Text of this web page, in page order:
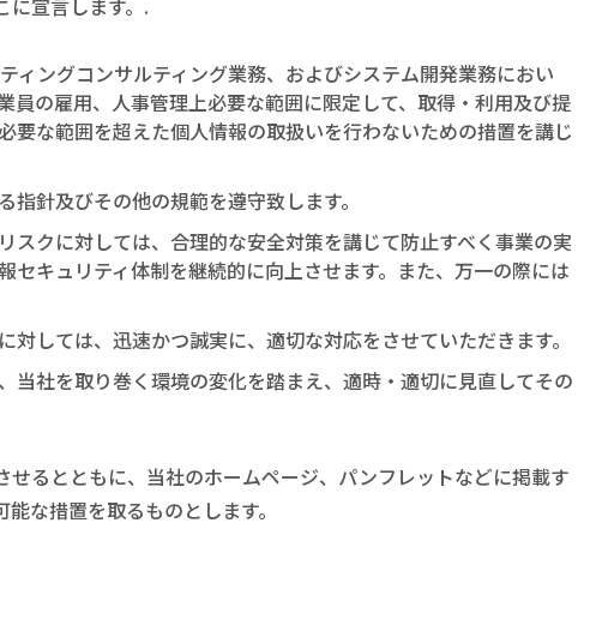
に宣言します。.
ィングコンサルティング業務、およびシステム開発業務におい
員の雇用、人事管理上必要な範囲に限定して、取得・利用及び提
要な範囲を超えた個人情報の取扱いを行わないための措置を講じ
針及びその他の規範を遵守致します。
スクに対しては、合理的な安全対策を講じて防止すべく事業の実
セキュリティ体制を継続的に向上させます。また、万一の際には
しては、迅速かつ誠実に、適切な対応をさせていただきます。
当社を取り巻く環境の変化を踏まえ、適時・適切に見直してその
るとともに、当社のホームページ、パンフレットなどに掲載す
な措置を取るものとします。